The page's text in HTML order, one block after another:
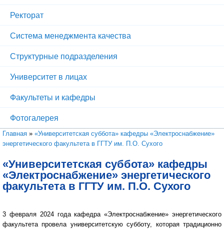
Ректорат
Система менеджмента качества
Структурные подразделения
Университет в лицах
Факультеты и кафедры
Фотогалерея
Вы здесь
Главная » «Университетская суббота» кафедры «Электроснабжение»
энергетического факультета в ГГТУ им. П.О. Сухого
«Университетская суббота» кафедры
«Электроснабжение» энергетического
факультета в ГГТУ им. П.О. Сухого
3 февраля 2024 года кафедра «Электроснабжение» энергетического
факультета провела университетскую субботу, которая традиционно